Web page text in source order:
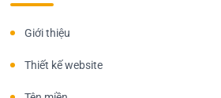
Giới thiệu
Thiết kế website